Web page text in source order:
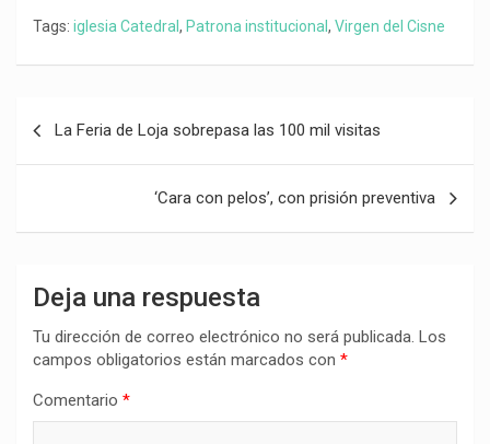
Tags: iglesia Catedral, Patrona institucional, Virgen del Cisne
La Feria de Loja sobrepasa las 100 mil visitas
‘Cara con pelos’, con prisión preventiva
Deja una respuesta
Tu dirección de correo electrónico no será publicada. Los
campos obligatorios están marcados con *
Comentario *